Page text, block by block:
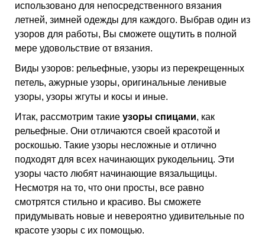
использовано для непосредственного вязания
летней, зимней одежды для каждого. Выбрав один из
узоров для работы, Вы сможете ощутить в полной
мере удовольствие от вязания.
Виды узоров: рельефные, узоры из перекрещенных
петель, ажурные узоры, оригинальные ленивые
узоры, узоры жгуты и косы и иные.
Итак, рассмотрим такие узоры спицами, как
рельефные. Они отличаются своей красотой и
роскошью. Такие узоры несложные и отлично
подходят для всех начинающих рукодельниц. Эти
узоры часто любят начинающие вязальщицы.
Несмотря на то, что они просты, все равно
смотрятся стильно и красиво. Вы сможете
придумывать новые и невероятно удивительные по
красоте узоры с их помощью.